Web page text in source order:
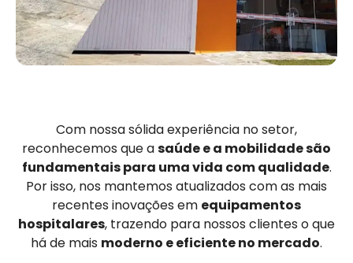
Com nossa sólida experiência no setor,
reconhecemos que asaúde e a mobilidade são
fundamentais para uma vida com qualidade.
Por isso, nos mantemos atualizados com as mais
recentes inovações em equipamentos
hospitalares, trazendo para nossos clientes o que
há de mais moderno e eficiente no mercado.